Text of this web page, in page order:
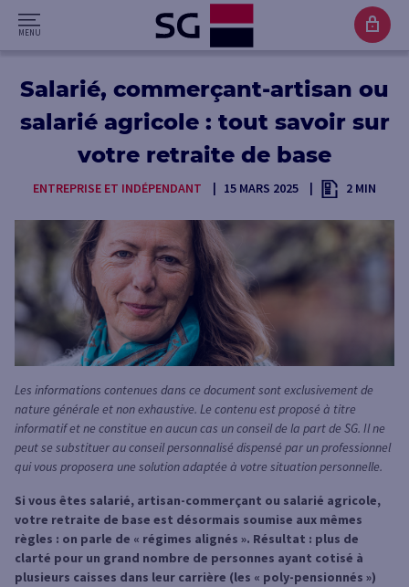
Salarié, commerçant-artisan ou
salarié agricole : tout savoir sur
votre retraite de base
ENTREPRISE ET INDÉPENDANT 15 MARS 2025 2 MIN
Les informations contenues dans ce document sont exclusivement de
nature générale et non exhaustive. Le contenu est proposé à titre
informatif et ne constitue en aucun cas un conseil de la part de SG. Il ne
peut se substituer au conseil personnalisé dispensé par un professionnel
qui vous proposera une solution adaptée à votre situation personnelle.
Si vous êtes salarié, artisan-commerçant ou salarié agricole,
votre retraite de base est désormais soumise aux mêmes
règles : on parle de « régimes alignés ». Résultat : plus de
clarté pour un grand nombre de personnes ayant cotisé à
plusieurs caisses dans leur carrière (les « poly-pensionnés »)